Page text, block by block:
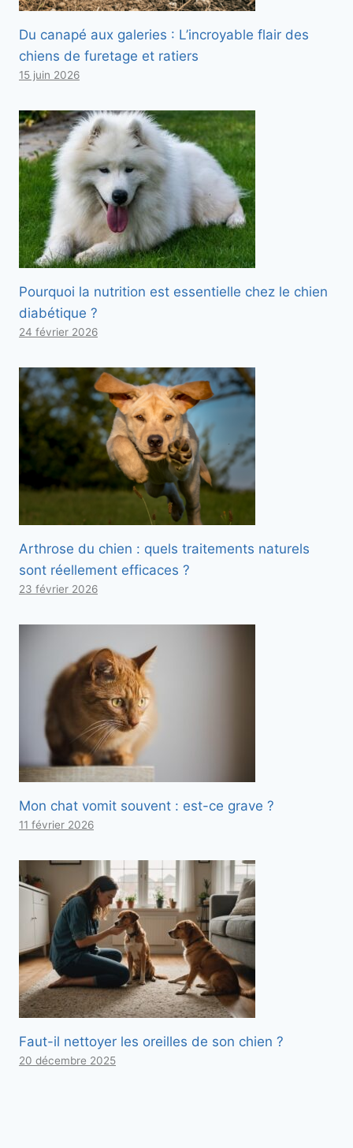
Du canapé aux galeries : L’incroyable flair des
chiens de furetage et ratiers
15 juin 2026
Pourquoi la nutrition est essentielle chez le chien
diabétique ?
24 février 2026
Arthrose du chien : quels traitements naturels
sont réellement efficaces ?
23 février 2026
Mon chat vomit souvent : est-ce grave ?
11 février 2026
Faut-il nettoyer les oreilles de son chien ?
20 décembre 2025